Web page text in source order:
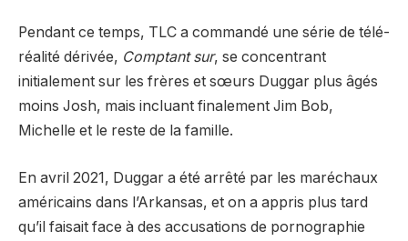
Pendant ce temps, TLC a commandé une série de télé-
réalité dérivée, Comptant sur, se concentrant
initialement sur les frères et sœurs Duggar plus âgés
moins Josh, mais incluant finalement Jim Bob,
Michelle et le reste de la famille.
En avril 2021, Duggar a été arrêté par les maréchaux
américains dans l’Arkansas, et on a appris plus tard
qu’il faisait face à des accusations de pornographie